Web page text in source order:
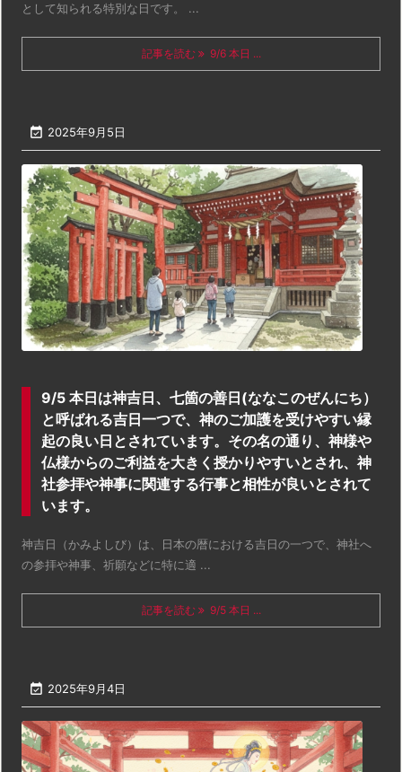
として知られる特別な日です。 ...
記事を読む 9/6 本日 ...
 2025年9月5日
9/5 本日は神吉日、七箇の善日(ななこのぜんにち）
と呼ばれる吉日一つで、神のご加護を受けやすい縁
起の良い日とされています。その名の通り、神様や
仏様からのご利益を大きく授かりやすいとされ、神
社参拝や神事に関連する行事と相性が良いとされて
います。
神吉日（かみよしび）は、日本の暦における吉日の一つで、神社へ
の参拝や神事、祈願などに特に適 ...
記事を読む 9/5 本日 ...
 2025年9月4日